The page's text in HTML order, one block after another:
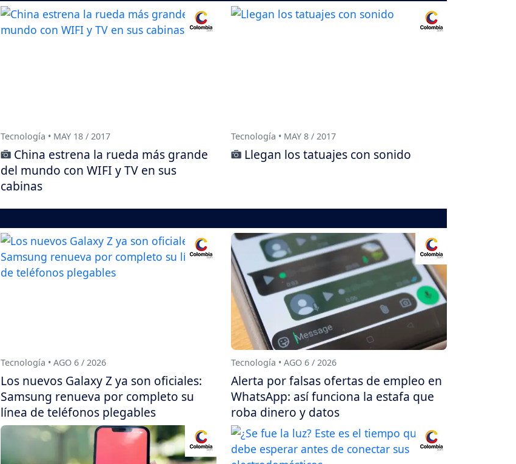
Tecnología • MAY 18 / 2017
China estrena la rueda más grande
del mundo con WIFI y TV en sus
cabinas
Tecnología • MAY 8 / 2017
Llegan los tatuajes con sonido
Tecnología • AGO 6 / 2026
Los nuevos Galaxy Z ya son oficiales:
Samsung renueva por completo su
línea de teléfonos plegables
Tecnología • AGO 6 / 2026
Alerta por falsas ofertas de empleo en
WhatsApp: así funciona la estafa que
roba dinero y datos